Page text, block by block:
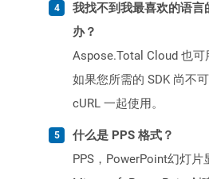
我找不到我最喜欢的语言
办？
Aspose.Total Cloud 也可
如果您所需的 SDK 尚不
cURL 一起使用。
什么是 PPS 格式？
PPS，PowerPoint幻灯片